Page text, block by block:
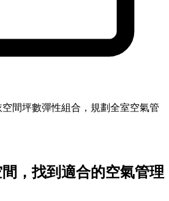
間坪數彈性組合，規劃全室空氣管
，找到適合的空氣管理